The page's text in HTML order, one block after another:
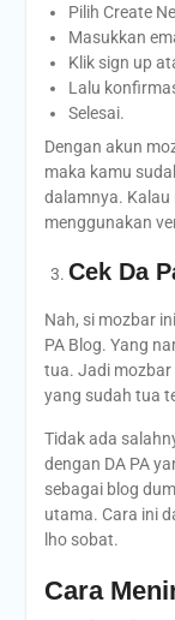
Pilih Create
Masukkan
Klik sign up
Lalu
Selesai.
Dengan akun
maka kamu
dalamnya. Kalau
menggunakan
Cek Da
Nah, si mozbar
PA Blog. Yang
tua. Jadi mozbar
yang sudah tua
Tidak ada
dengan DA PA
sebagai blog
utama. Cara ini
lho sobat.
Cara